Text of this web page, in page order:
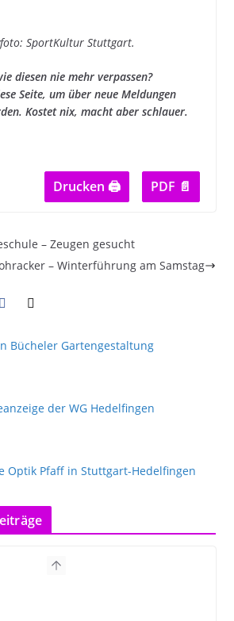
SportKultur Stuttgart.
diesen nie mehr verpassen?
Seite, um über neue Meldungen
Kostet nix, macht aber schlauer.
Drucken 🖨 PDF 📄
– Zeugen gesucht
– Winterführung am Samstag